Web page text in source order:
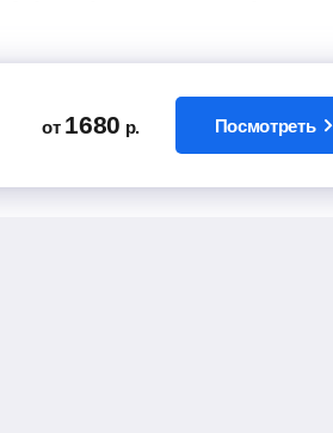
от 1680 р. Посмотреть